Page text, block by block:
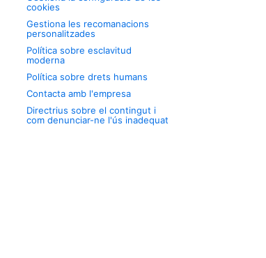
cookies
Gestiona les recomanacions
personalitzades
Política sobre esclavitud
moderna
Política sobre drets humans
Contacta amb l'empresa
Directrius sobre el contingut i
com denunciar-ne l'ús inadequat